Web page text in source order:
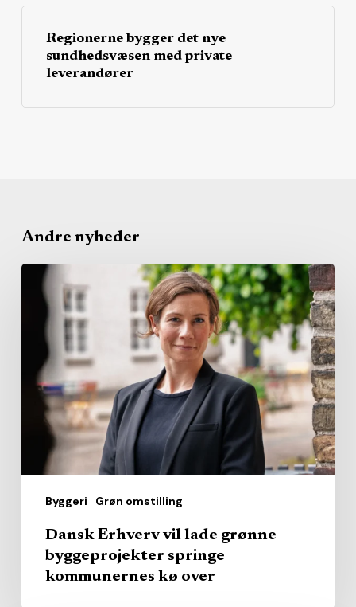
Regionerne bygger det nye
sundhedsvæsen med private
leverandører
Andre nyheder
Byggeri Grøn omstilling
Dansk
Erhverv
grønne
byggeprojekter
springe
kommunernes
Dansk Erhverv vil lade grønne
byggeprojekter springe
kommunernes kø over